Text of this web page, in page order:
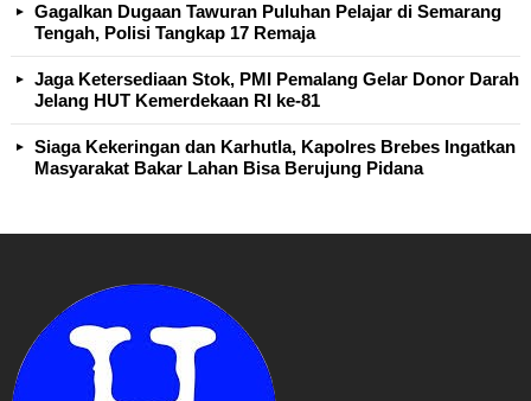
Gagalkan Dugaan Tawuran Puluhan Pelajar di Semarang
Tengah, Polisi Tangkap 17 Remaja
Jaga Ketersediaan Stok, PMI Pemalang Gelar Donor Darah
Jelang HUT Kemerdekaan RI ke-81
Siaga Kekeringan dan Karhutla, Kapolres Brebes Ingatkan
Masyarakat Bakar Lahan Bisa Berujung Pidana